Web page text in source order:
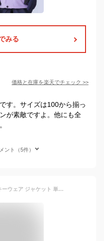
みる
価格と在庫を楽天でチェック >>
す。サイズは100から揃っ
が素敵ですよ。他にも全
ント（5件）
キッズ スノーボードウェア スキーウェア ジャケット 単品 ボードウェア スノボウェア スノーボード スノボー スキー スノーウェア ジュニア 防寒 冬用 防水 撥水子供用 こども用 男の子用 女の子用 PPJJ-1201PR《KDW》